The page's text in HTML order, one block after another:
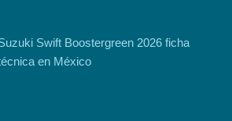
Swift Boostergreen 2026 ficha
en México